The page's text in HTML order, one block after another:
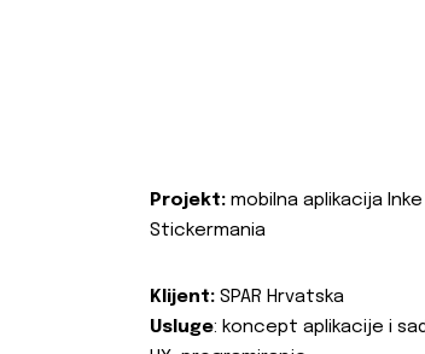
Projekt: mobilna aplikacija Inke
Stickermania
Klijent: SPAR Hrvatska
Usluge: koncept aplikacije i